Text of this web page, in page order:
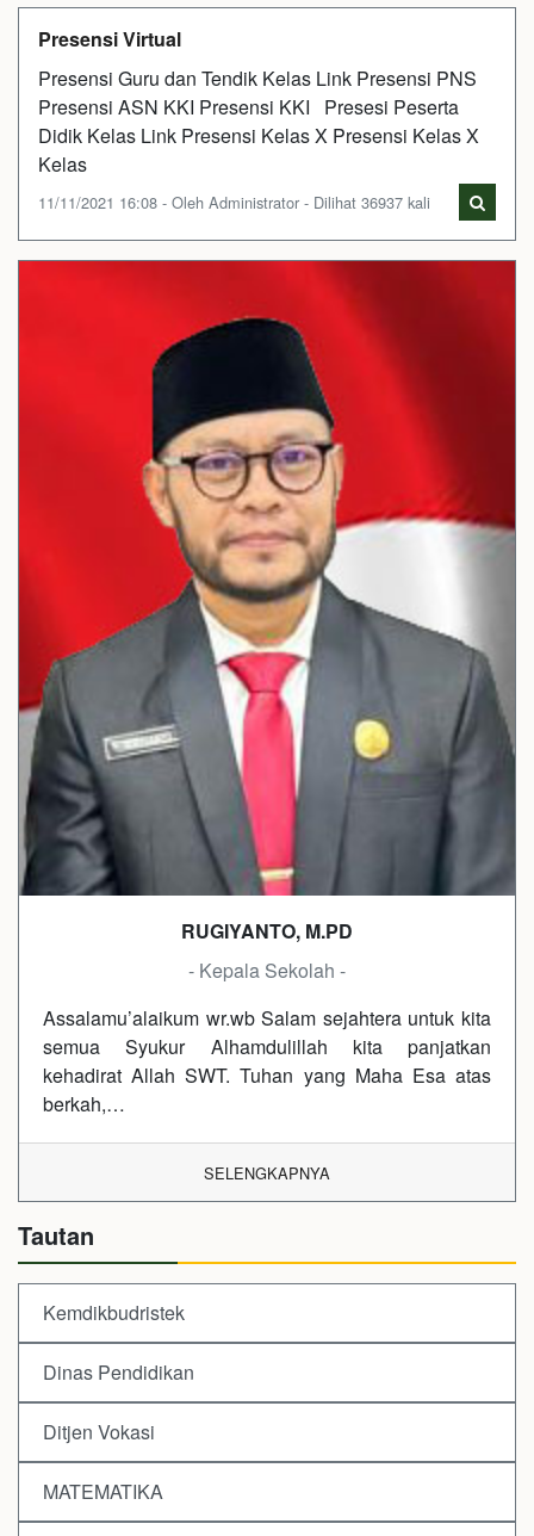
Presensi Virtual
Presensi Guru dan Tendik Kelas Link Presensi PNS
Presensi ASN KKI Presensi KKI Presesi Peserta
Didik Kelas Link Presensi Kelas X Presensi Kelas X
Kelas
11/11/2021 16:08 - Oleh Administrator - Dilihat 36937 kali
RUGIYANTO, M.PD
- Kepala Sekolah -
Assalamu’alaikum wr.wb Salam sejahtera untuk kita
semua Syukur Alhamdulillah kita panjatkan
kehadirat Allah SWT. Tuhan yang Maha Esa atas
berkah,…
SELENGKAPNYA
Tautan
Kemdikbudristek
Dinas Pendidikan
Ditjen Vokasi
MATEMATIKA